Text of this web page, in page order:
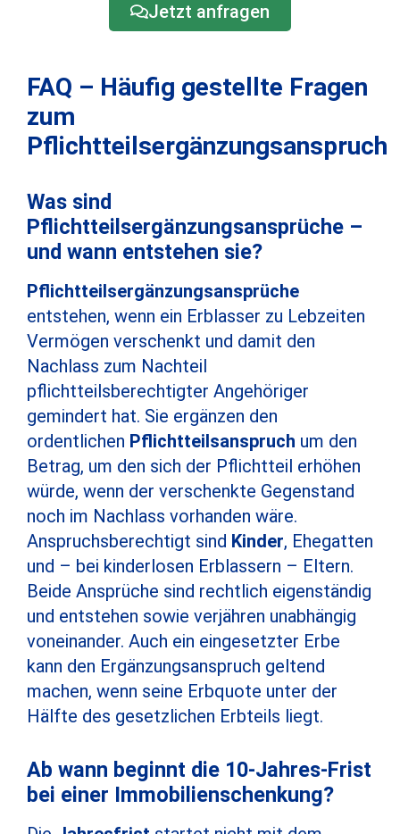
Jetzt anfragen
FAQ – Häufig gestellte Fragen
zum
Pflichtteilsergänzungsanspruch
Was sind
Pflichtteilsergänzungsansprüche –
und wann entstehen sie?
Pflichtteilsergänzungsansprüche
entstehen, wenn ein Erblasser zu Lebzeiten
Vermögen verschenkt und damit den
Nachlass zum Nachteil
pflichtteilsberechtigter Angehöriger
gemindert hat. Sie ergänzen den
ordentlichen Pflichtteilsanspruch um den
Betrag, um den sich der Pflichtteil erhöhen
würde, wenn der verschenkte Gegenstand
noch im Nachlass vorhanden wäre.
Anspruchsberechtigt sind Kinder, Ehegatten
und – bei kinderlosen Erblassern – Eltern.
Beide Ansprüche sind rechtlich eigenständig
und entstehen sowie verjähren unabhängig
voneinander. Auch ein eingesetzter Erbe
kann den Ergänzungsanspruch geltend
machen, wenn seine Erbquote unter der
Hälfte des gesetzlichen Erbteils liegt.
Ab wann beginnt die 10-Jahres-Frist
bei einer Immobilienschenkung?